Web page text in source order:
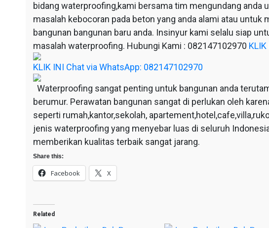
bidang waterproofing,kami bersama tim mengundang anda
masalah kebocoran pada beton yang anda alami atau untuk
bangunan bangunan baru anda. Insinyur kami selalu siap
masalah waterproofing. Hubungi Kami : 082147102970
KLIK INI Chat via WhatsApp: 082147102970
Waterproofing sangat penting untuk bangunan anda
berumur. Perawatan bangunan sangat di perlukan oleh
seperti rumah,kantor,sekolah,
jenis waterproofing yang menyebar luas di seluruh
memberikan kualitas terbaik sangat jarang.
Share this:
Facebook X
Related